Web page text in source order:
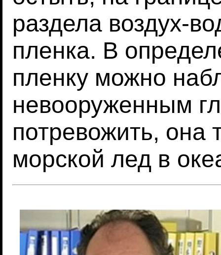
раздела воздух-
пленка. В
пленку можно
невооруженным
потревожить, она
морской лед в